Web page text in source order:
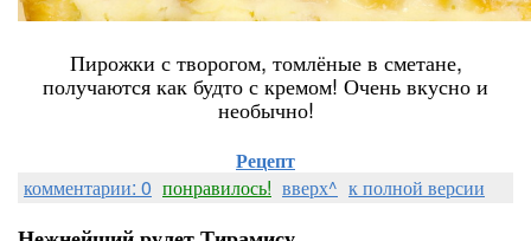
Пирожки с творогом, томлёные в сметане,
получаются как будто с кремом! Очень вкусно и
необычно!
Рецепт
комментарии: 0 понравилось! вверх^ к полной версии